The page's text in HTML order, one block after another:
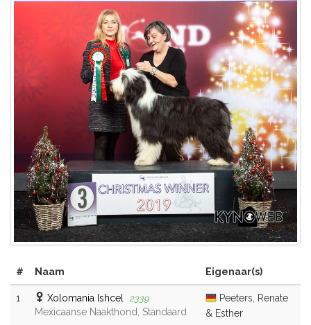
# Naam Eigenaar(s)
1 Xolomania Ishcel 2339
Mexicaanse Naakthond, Standaard
Peeters, Renate
& Esther